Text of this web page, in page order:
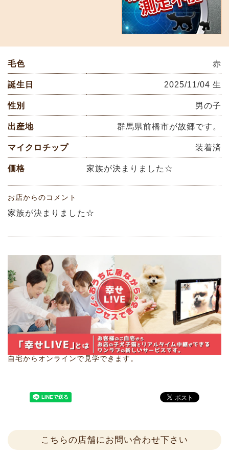
毛色 赤
誕生日 2025/11/04 生
性別 男の子
出産地 群馬県前橋市が故郷です。
マイクロチップ 装着済
価格 家族が決まりました☆
お店からのコメント
家族が決まりました☆
自宅からオンラインで見学できます。
こちらの店舗にお問い合わせ下さい